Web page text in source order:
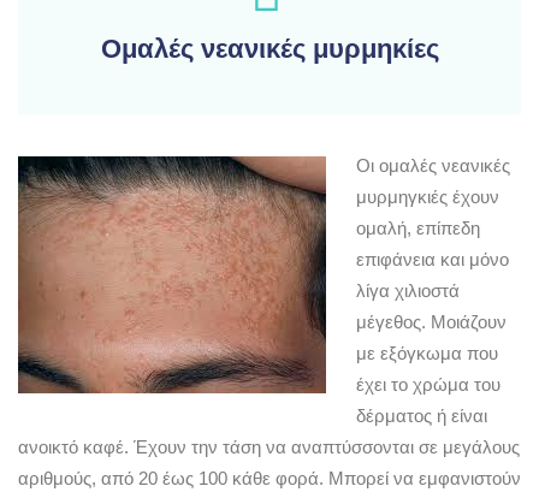
Ομαλές νεανικές μυρμηκίες
Οι ομαλές νεανικές
μυρμηγκιές έχουν
ομαλή, επίπεδη
επιφάνεια και μόνο
λίγα χιλιοστά
μέγεθος. Μοιάζουν
με εξόγκωμα που
έχει το χρώμα του
δέρματος ή είναι
ανοικτό καφέ. Έχουν την τάση να αναπτύσσονται σε μεγάλους
αριθμούς, από 20 έως 100 κάθε φορά. Μπορεί να εμφανιστούν